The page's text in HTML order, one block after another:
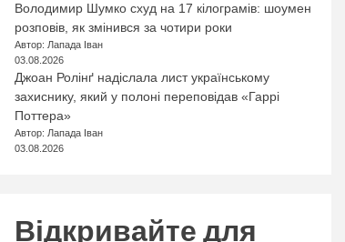
Володимир Шумко схуд на 17 кілограмів: шоумен
розповів, як змінився за чотири роки
Автор: Лапада Іван
03.08.2026
Джоан Ролінґ надіслала лист українському
захиснику, який у полоні переповідав «Гаррі
Поттера»
Автор: Лапада Іван
03.08.2026
Відкривайте для